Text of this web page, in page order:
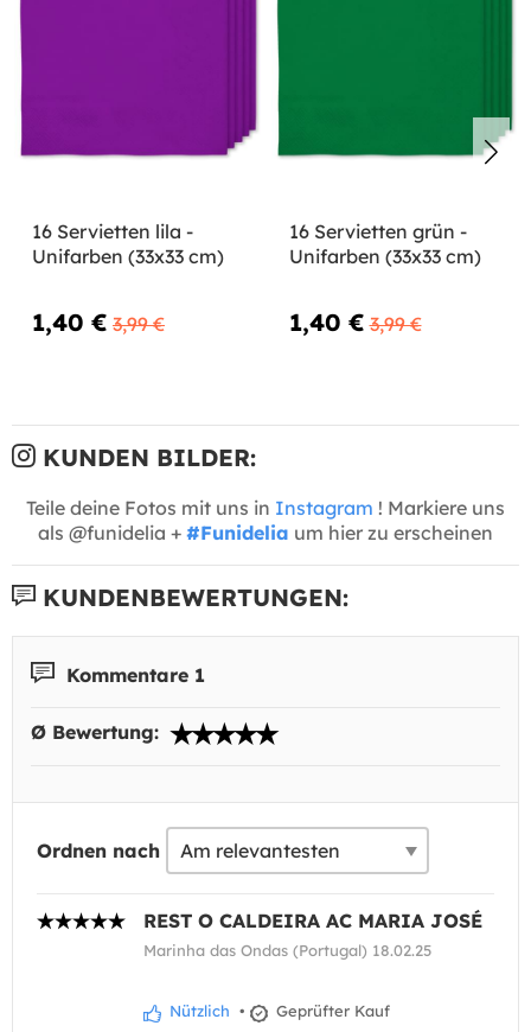
16 Servietten lila -
Unifarben (33x33 cm)
1,40 € 3,99 €
16 Servietten grün -
Unifarben (33x33 cm)
1,40 € 3,99 €
KUNDEN BILDER:
Teile deine Fotos mit uns in Instagram ! Markiere uns
als @funidelia + #Funidelia um hier zu erscheinen
KUNDENBEWERTUNGEN:
Kommentare 1
Ø Bewertung:
Ordnen nach
REST O CALDEIRA AC MARIA JOSÉ
Marinha das Ondas (Portugal) 18.02.25
Nützlich • Geprüfter Kauf